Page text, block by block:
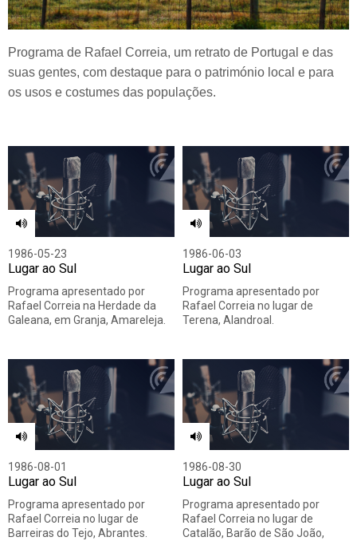
Programa de Rafael Correia, um retrato de Portugal e das
suas gentes, com destaque para o património local e para
os usos e costumes das populações.
1986-05-23
Lugar ao Sul
Programa apresentado por
Rafael Correia na Herdade da
Galeana, em Granja, Amareleja.
1986-06-03
Lugar ao Sul
Programa apresentado por
Rafael Correia no lugar de
Terena, Alandroal.
1986-08-01
Lugar ao Sul
Programa apresentado por
Rafael Correia no lugar de
Barreiras do Tejo, Abrantes.
1986-08-30
Lugar ao Sul
Programa apresentado por
Rafael Correia no lugar de
Catalão, Barão de São João,